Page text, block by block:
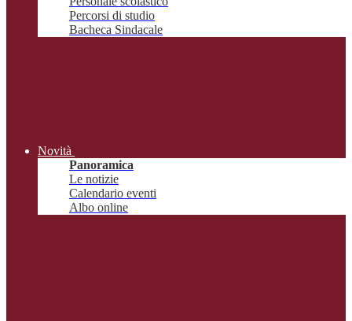
Percorsi di studio
Bacheca Sindacale
Novità
Panoramica
Le notizie
Calendario eventi
Albo online